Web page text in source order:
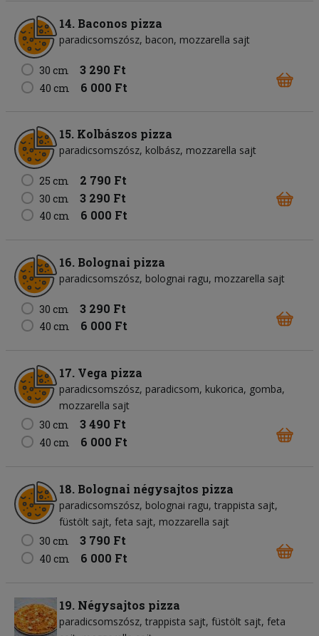
14. Baconos pizza
paradicsomszósz bacon mozzarella sajt
30 cm 3 290 Ft
40 cm 6 000 Ft
15. Kolbászos pizza
paradicsomszósz kolbász mozzarella sajt
25 cm 2 790 Ft
30 cm 3 290 Ft
40 cm 6 000 Ft
16. Bolognai pizza
paradicsomszósz bolognai ragu mozzarella sajt
30 cm 3 290 Ft
40 cm 6 000 Ft
17. Vega pizza
paradicsomszósz paradicsom kukorica gomba
mozzarella sajt
30 cm
3 490 Ft
40 cm 6 000 Ft
18. Bolognai négysajtos pizza
paradicsomszósz bolognai ragu trappista sajt
füstölt sajt feta sajt mozzarella sajt
30 cm
3 790 Ft
40 cm 6 000 Ft
19. Négysajtos pizza
paradicsomszósz trappista sajt füstölt sajt feta